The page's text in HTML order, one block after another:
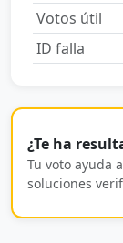
Votos útil
ID falla
¿Te ha
Tu voto ayuda
soluciones